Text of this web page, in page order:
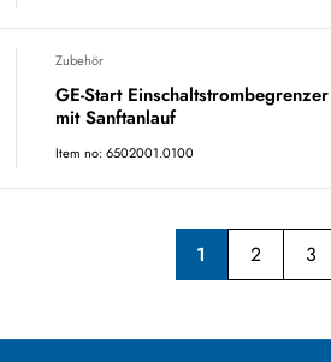
Zubehör
GE-Start Einschaltstrombegrenzer
mit Sanftanlauf
Item no: 6502001.0100
1 2 3